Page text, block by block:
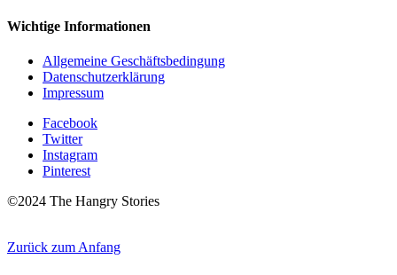
Wichtige Informationen
Allgemeine Geschäftsbedingung
Datenschutzerklärung
Impressum
Facebook
Twitter
Instagram
Pinterest
©2024 The Hangry Stories
Zurück zum Anfang